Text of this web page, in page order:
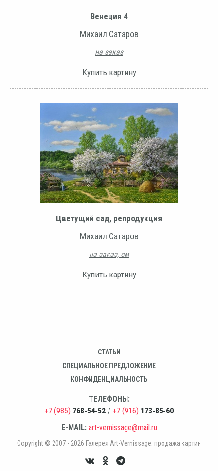
Венеция 4
Михаил Сатаров
на заказ
Купить картину
Цветущий сад, репродукция
Михаил Сатаров
на заказ, см
Купить картину
СТАТЬИ
СПЕЦИАЛЬНОЕ ПРЕДЛОЖЕНИЕ
КОНФИДЕНЦИАЛЬНОСТЬ
ТЕЛЕФОНЫ:
+7 (985) 768-54-52 / +7 (916) 173-85-60
E-MAIL: art-vernissage@mail.ru
Copyright © 2007 - 2026 Галерея Art-Vernissage: продажа картин